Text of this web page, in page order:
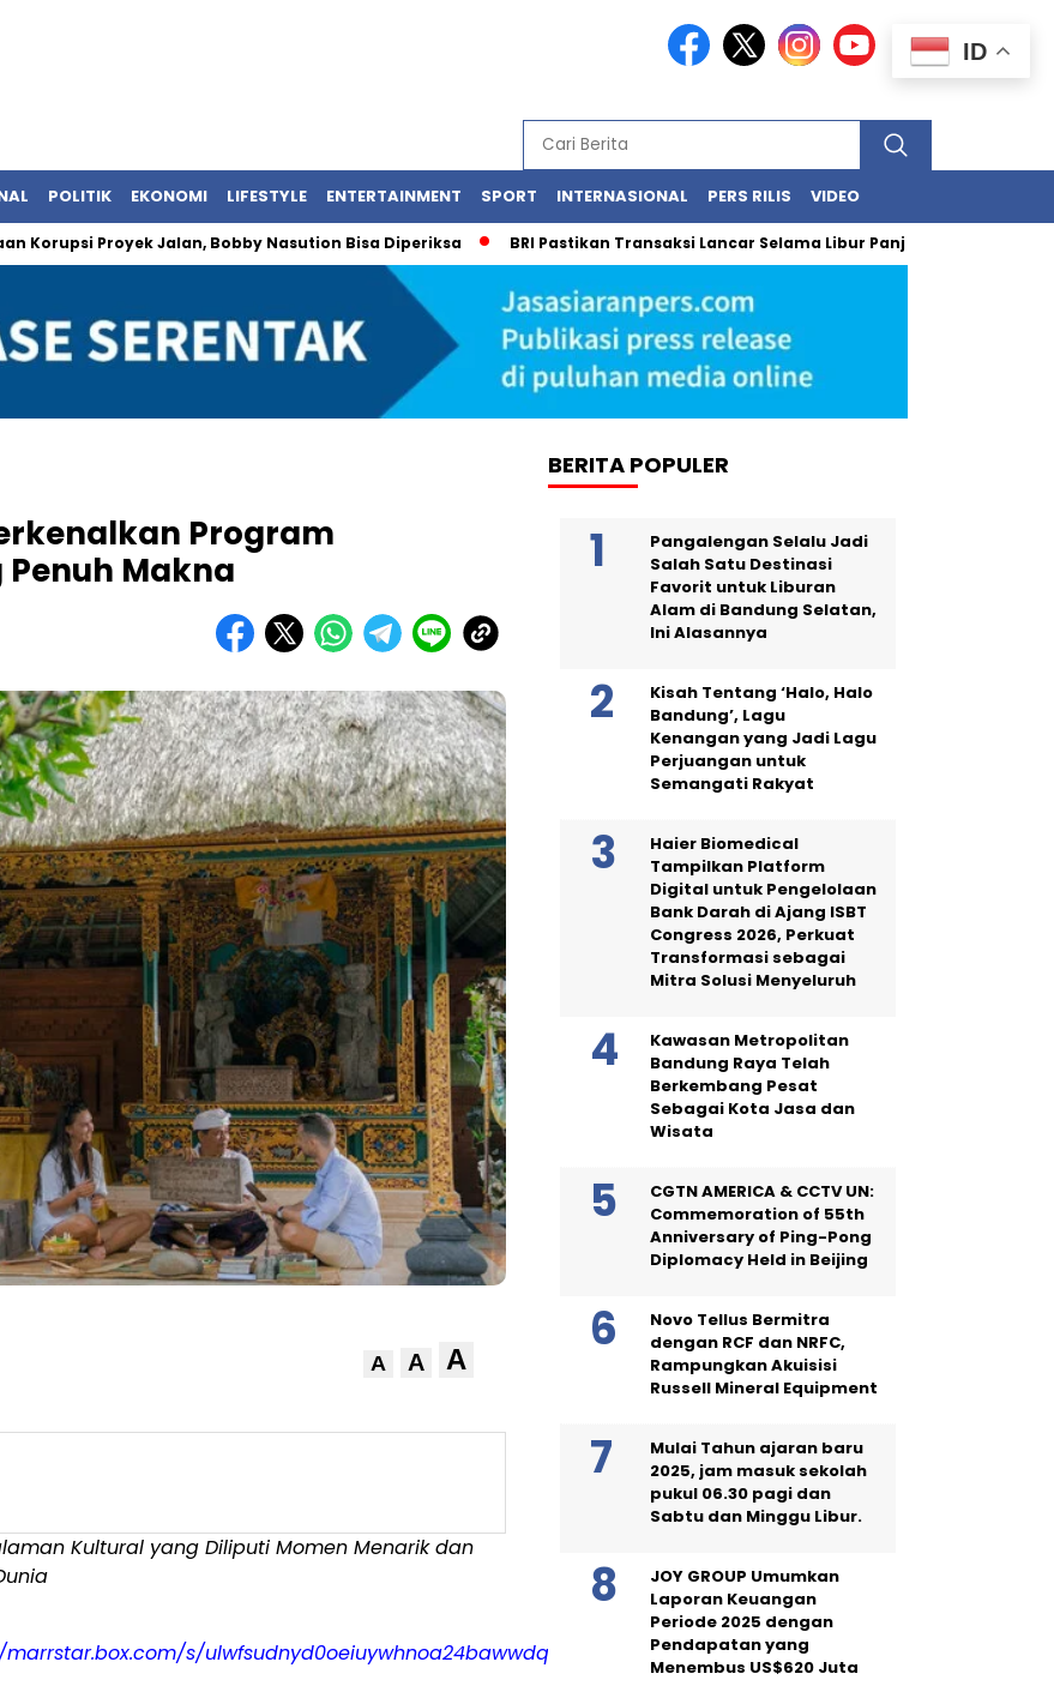
POLITIK EKONOMI LIFESTYLE ENTERTAINMENT SPORT INTERNASIONAL PERS RILIS VIDEO
Proyek Jalan, Bobby Nasution Bisa Diperiksa BRI Pastikan Transaksi Lancar Selama Libur Panjang Lewat BRImo dan
Program
Makna
A A A
Kultural yang Diliputi Momen Menarik dan
s/ulwfsudnyd0oeiuywhnoa24bawwdqohr
BERITA POPULER
Pangalengan Selalu Jadi
Salah Satu Destinasi
Favorit untuk Liburan
Alam di Bandung Selatan,
Ini Alasannya
Kisah Tentang ‘Halo, Halo
Bandung’, Lagu
Kenangan yang Jadi Lagu
Perjuangan untuk
Semangati Rakyat
Haier Biomedical
Tampilkan Platform
Digital untuk Pengelolaan
Bank Darah di Ajang ISBT
Congress 2026, Perkuat
Transformasi sebagai
Mitra Solusi Menyeluruh
Kawasan Metropolitan
Bandung Raya Telah
Berkembang Pesat
Sebagai Kota Jasa dan
Wisata
CGTN AMERICA & CCTV UN:
Commemoration of 55th
Anniversary of Ping-Pong
Diplomacy Held in Beijing
Novo Tellus Bermitra
dengan RCF dan NRFC,
Rampungkan Akuisisi
Russell Mineral Equipment
Mulai Tahun ajaran baru
2025, jam masuk sekolah
pukul 06.30 pagi dan
Sabtu dan Minggu Libur.
JOY GROUP Umumkan
Laporan Keuangan
Periode 2025 dengan
Pendapatan yang
Menembus US$620 Juta
ID